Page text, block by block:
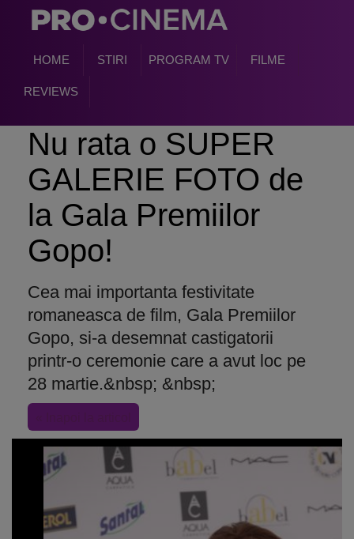
HOME STIRI PROGRAM TV FILME
REVIEWS
Nu rata o SUPER
GALERIE FOTO de
la Gala Premiilor
Gopo!
Cea mai importanta festivitate
romaneasca de film, Gala Premiilor
Gopo, si-a desemnat castigatorii
printr-o ceremonie care a avut loc pe
28 martie.&nbsp; &nbsp;